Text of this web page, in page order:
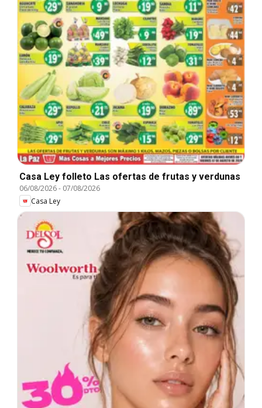
Casa Ley folleto Las ofertas de frutas y verdunas
06/08/2026- 07/08/2026
Casa Ley